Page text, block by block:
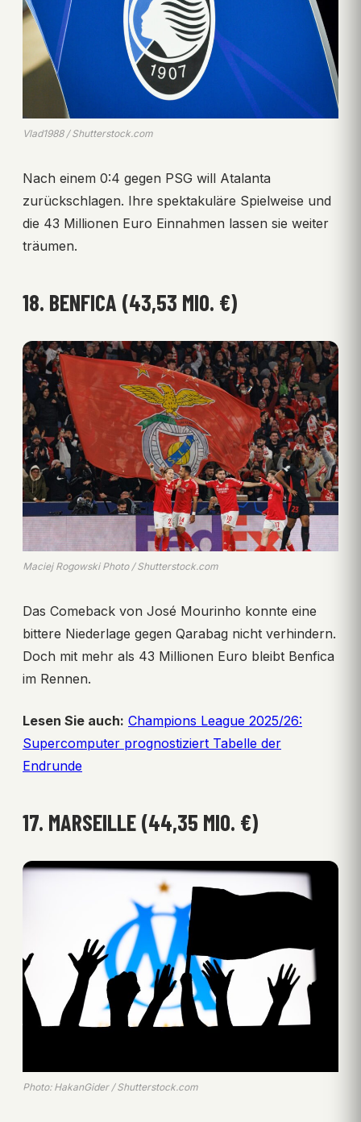
Vlad1988 / Shutterstock.com
Nach einem 0:4 gegen PSG will Atalanta
zurückschlagen. Ihre spektakuläre Spielweise und
die 43 Millionen Euro Einnahmen lassen sie weiter
träumen.
18. BENFICA (43,53 MIO. €)
Maciej Rogowski Photo / Shutterstock.com
Das Comeback von José Mourinho konnte eine
bittere Niederlage gegen Qarabag nicht verhindern.
Doch mit mehr als 43 Millionen Euro bleibt Benfica
im Rennen.
Lesen Sie auch: Champions League 2025/26:
Supercomputer prognostiziert Tabelle der
Endrunde
17. MARSEILLE (44,35 MIO. €)
Photo: HakanGider / Shutterstock.com